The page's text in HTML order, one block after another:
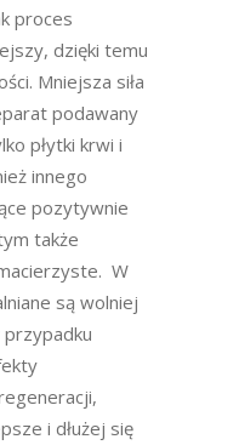
proces
dzięki temu
Mniejsza siła
podawany
płytki krwi i
innego
pozytywnie
także
W
są wolniej
i dłużej się